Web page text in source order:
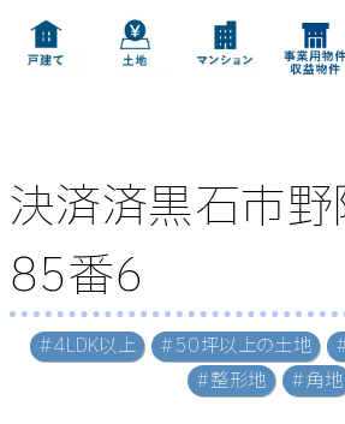
決済済黒石市
85番6
#4LDK以上 #50坪以上の土地
#整形地
#角地